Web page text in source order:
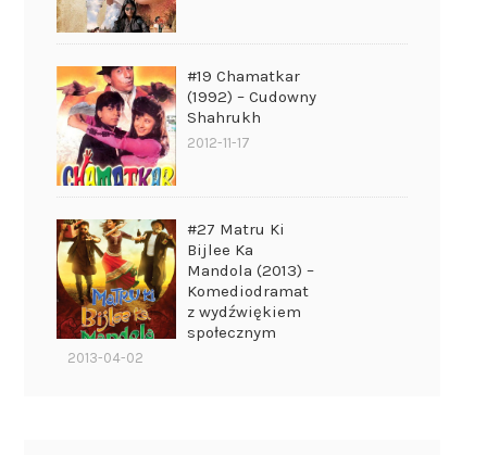
#19 Chamatkar
(1992) – Cudowny
Shahrukh
2012-11-17
#27 Matru Ki
Bijlee Ka
Mandola (2013) –
Komediodramat
z wydźwiękiem
społecznym
2013-04-02